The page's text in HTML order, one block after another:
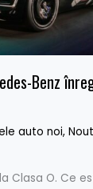
Benz
auto noi,
Clasa O. Ce